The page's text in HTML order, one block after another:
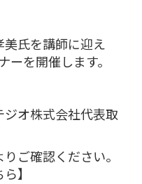
氏を講師に迎え
を開催します。
オ株式会社代表取
ご確認ください。
ら】